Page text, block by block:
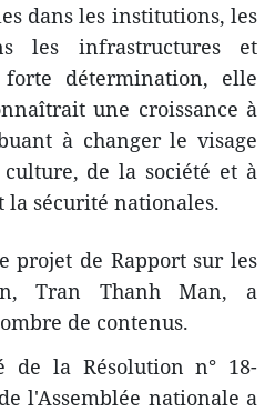
dans les institutions, les
les infrastructures et
détermination, elle
une croissance à
à changer le visage
de la société et à
la sécurité nationales.
projet de Rapport sur les
Tran Thanh Man, a
de contenus.
de la Résolution n° 18-
l'Assemblée nationale a